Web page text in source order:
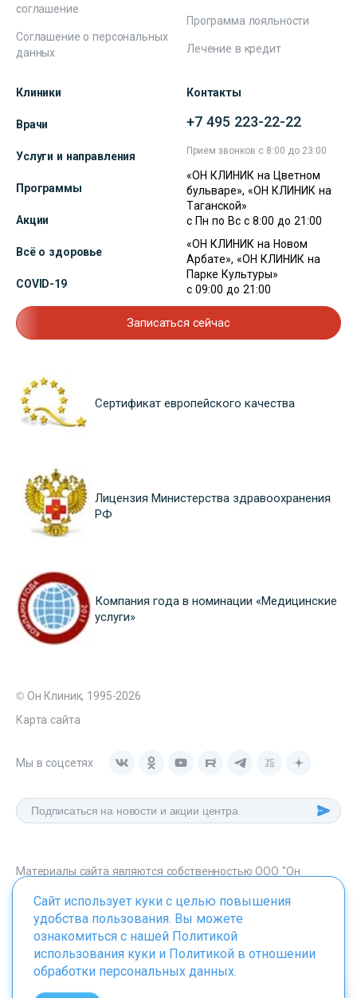
соглашение
Соглашение о персональных
данных
Программа лояльности
Лечение в кредит
Клиники
Врачи
Услуги и направления
Программы
Акции
Всё о здоровье
COVID-19
Контакты
+7 495 223-22-22
Прием звонков с 8:00 до 23:00
«ОН КЛИНИК на Цветном
бульваре», «ОН КЛИНИК на
Таганской»
с Пн по Вс с 8:00 до 21:00
«ОН КЛИНИК на Новом
Арбате», «ОН КЛИНИК на
Парке Культуры»
с 09:00 до 21:00
Записаться сейчас
Сертификат европейского качества
Лицензия Министерства здравоохранения
РФ
Компания года в номинации «Медицинские
услуги»
© Он Клиник, 1995-2026
Карта сайта
Мы в соцсетях
Материалы сайта являются собственностью ООО "Он
onclinic.ru запрещено в соответствии со статьей 1259 ГК. РФ.
ИМЕЮТСЯ ПРОТИВОПОКАЗАНИЯ. НЕОБХОДИМО
Сайт использует куки с целью повышения
удобства пользования. Вы можете
ознакомиться с нашей Политикой
использования куки и Политикой в отношении
обработки персональных данных.